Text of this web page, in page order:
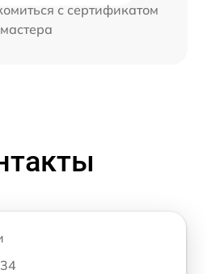
с сертификатом
мастера